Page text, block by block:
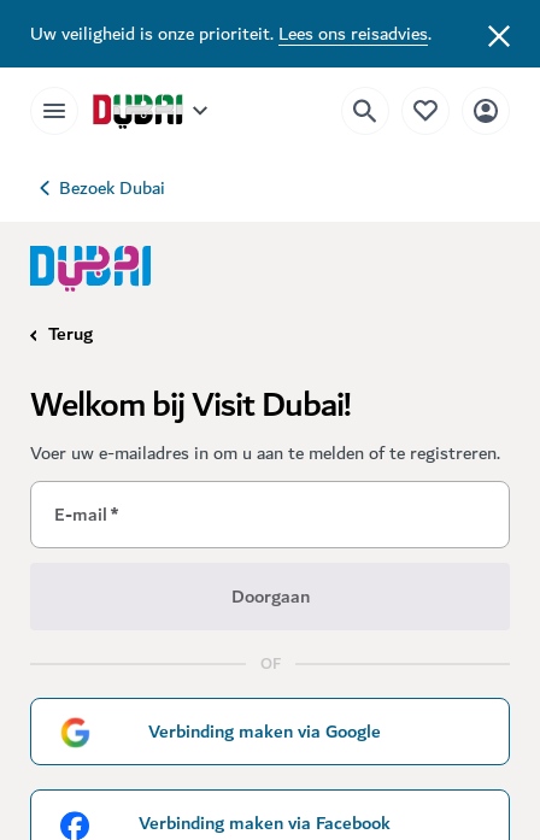
Uw veiligheid is onze prioriteit.Lees ons reisadvies.
Bezoek Dubai
Terug
Welkom bij Visit Dubai!
Voer uw e-mailadres in om u aan te melden of te registreren.
E-mail*
Doorgaan
OF
Verbinding maken via Google
Verbinding maken via Facebook